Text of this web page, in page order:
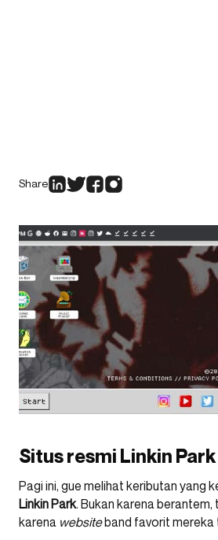
Share
Situs resmi Linkin
Pagi ini, gue melihat keributan yang
Linkin Park. Bukan karena
karena websiteband favorit mereka